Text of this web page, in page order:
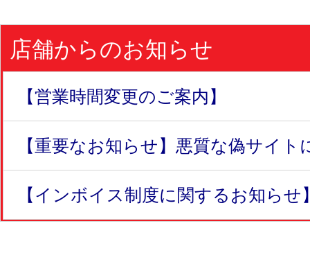
店舗からのお知らせ
【営業時間変更のご案内】
【重要なお知らせ】悪質な偽サイト
【インボイス制度に関するお知らせ